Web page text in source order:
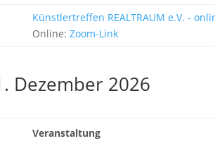
Künstlertreffen REALTRAUM e.V. -
Online: Zoom-Link
Dezember 2026
Veranstaltung